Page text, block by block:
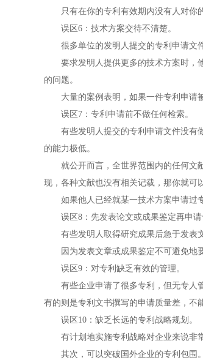
只有在你的专利有效期内没有人对你的
误区6：技术方案交待不清楚。
很多单位的发明人提交的专利申请文件
要求发明人提供更多的技术方案时，他
的问题。
大量的案例表明，如果一件专利申请被
误区7：专利申请前不做任何检索。
有些发明人提交的专利申请文件没有做
的能力极低。
就公开而言，全世界范围内的任何文献
现，各种文献也没有相关记载，那你就可
如果他人已经就某一技术方案申请过专
误区8：先发表论文或成果鉴定再申请
有些发明人取得研究成果后急于发表文
因为发表文章或成果鉴定不可避免地要
误区9：对专利缺乏有效的管理。
有些企业申请了很多专利，但无专人管
有的则是专利文书撰写的申请质量差，不
误区10：缺乏长远的专利战略规划。
有计划地实施专利战略对企业来说非常
其次，可以突破国外企业的专利包围。